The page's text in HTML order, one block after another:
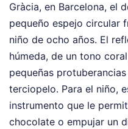
Gràcia, en Barcelona, el
pequeño espejo circular
niño de ocho años. El
húmeda, de un tono
pequeñas
terciopelo. Para el niño,
instrumento que le
chocolate o empujar un